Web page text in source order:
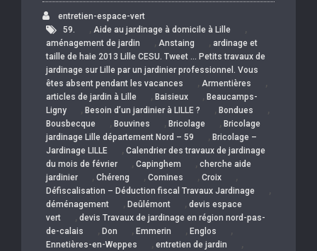
entretien-espace-vert
59.
, Aide au jardinage à domicile à Lille ,
aménagement de jardin , Anstaing , ardinage et
taille de haie 2013 Lille CESU. Tweet … Petits travaux de
jardinage sur Lille par un jardinier professionnel. Vous
êtes absent pendant les vacances
, Armentières ,
articles de jardin à Lille , Baisieux , Beaucamps-
Ligny
, Besoin d’un jardinier à LILLE ? , Bondues ,
Bousbecque , Bouvines , Bricolage , Bricolage
jardinage Lille département Nord – 59
, Bricolage –
Jardinage LILLE
, Calendrier des travaux de jardinage
du mois de février
, Capinghem , cherche aide
jardinier
, Chéreng , Comines , Croix ,
Défiscalisation – Déduction fiscal Travaux Jardinage ,
déménagement , Deûlémont , devis espace
vert
, devis Travaux de jardinage en région nord-pas-
de-calais
, Don , Emmerin , Englos ,
Ennetières-en-Weppes , entretien de jardin ,